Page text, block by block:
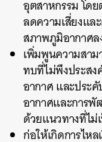
อุตสาหกรรม โด
ลดความเสี่ยงแล
สภาพภูมิอากาศ
เพิ่มพูนความสาม
ทบที่ไม่พึงประส
อากาศ และประ
อากาศและการพั
ด้วยแนวทางที่ไ
ก่อให้เกิดการไห